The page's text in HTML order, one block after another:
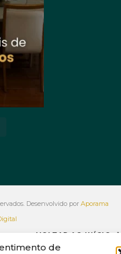
de
Desenvolvido por Aporama
VOLTAR AO INÍCIO